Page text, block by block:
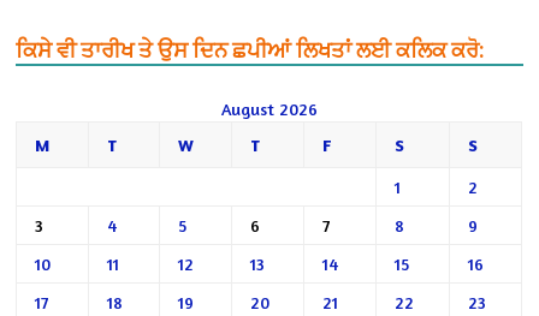
ਕਿਸੇ ਵੀ ਤਾਰੀਖ ਤੇ ਉਸ ਦਿਨ ਛਪੀਆਂ ਲਿਖਤਾਂ ਲਈ ਕਲਿਕ ਕਰੋ:
August 2026
M
T W T F S S
1
2
3
4 5 6 7 8
9
10
11 12 13 14 15
16
17
18 19 20 21 22
23